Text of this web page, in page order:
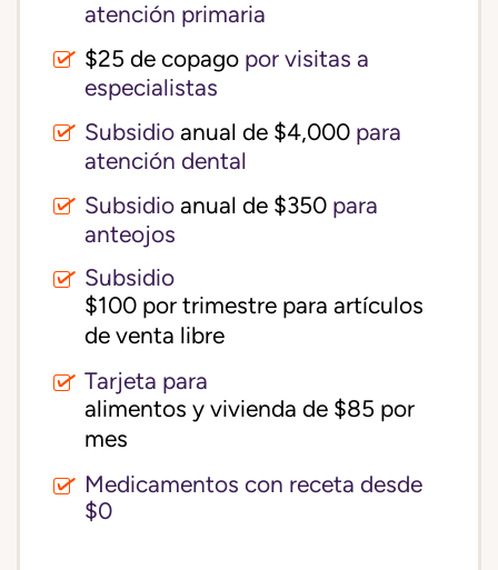
atención primaria
$25 de copago por visitas a
especialistas
Subsidio anual de $4,000 para
atención dental
Subsidio anual de $350 para
anteojos
Subsidio
$100 por trimestre para artículos
de venta libre
Tarjeta para
alimentos y vivienda de $85 por
mes
Medicamentos con receta desde
$0